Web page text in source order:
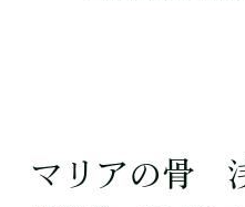
マリアの骨